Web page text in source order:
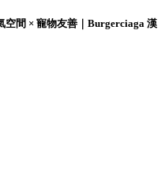
空間 × 寵物友善｜Burgerciaga 漢